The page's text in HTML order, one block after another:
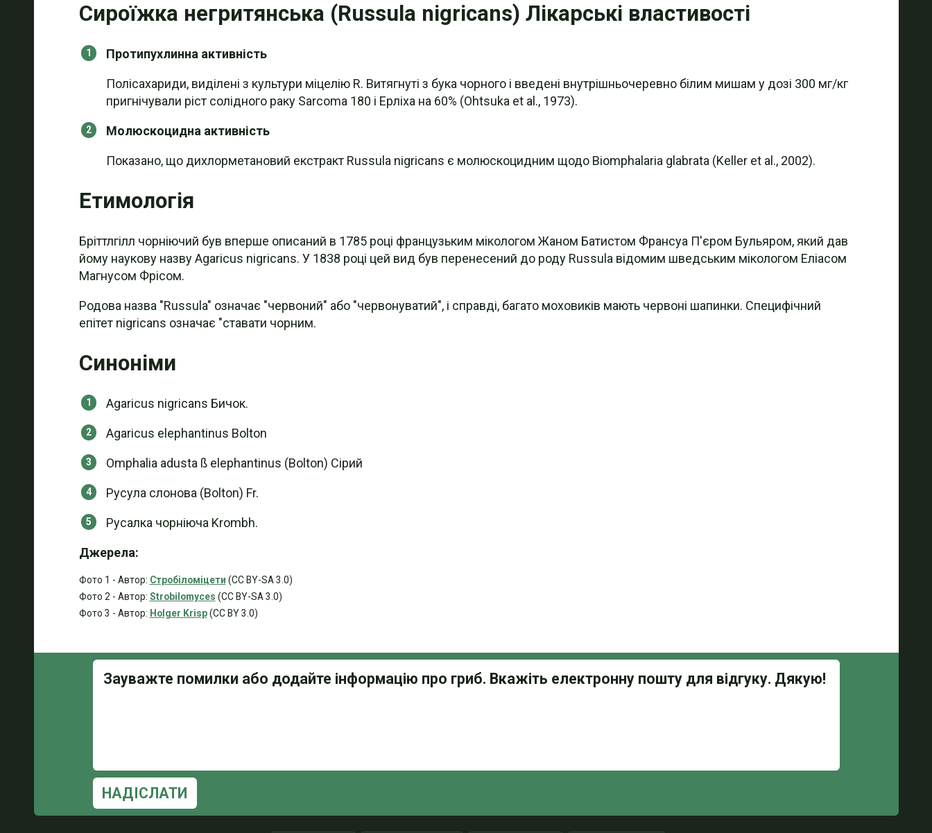
Сироїжка негритянська (Russula nigricans) Лікарські властивості
Протипухлинна активність
Полісахариди, виділені з культури міцелію R. Витягнуті з бука чорного і введені внутрішньочеревно білим мишам у дозі 300 мг/кг
пригнічували ріст солідного раку Sarcoma 180 і Ерліха на 60% (Ohtsuka et al., 1973).
Молюскоцидна активність
Показано, що дихлорметановий екстракт Russula nigricans є молюскоцидним щодо Biomphalaria glabrata (Keller et al., 2002).
Етимологія
Бріттлгілл чорніючий був вперше описаний в 1785 році французьким мікологом Жаном Батистом Франсуа П'єром Бульяром, який дав
йому наукову назву Agaricus nigricans. У 1838 році цей вид був перенесений до роду Russula відомим шведським мікологом Еліасом
Магнусом Фрісом.
Родова назва "Russula" означає "червоний" або "червонуватий", і справді, багато моховиків мають червоні шапинки. Специфічний
епітет nigricans означає "ставати чорним.
Синоніми
Agaricus nigricans Бичок.
Agaricus elephantinus Bolton
Omphalia adusta ß elephantinus (Bolton) Сірий
Русула слонова (Bolton) Fr.
Русалка чорніюча Krombh.
Джерела:
Фото 1 - Автор: Стробіломіцети (CC BY-SA 3.0)
Фото 2 - Автор: Strobilomyces (CC BY-SA 3.0)
Фото 3 - Автор: Holger Krisp(CC BY 3.0)
НАДІСЛАТИ